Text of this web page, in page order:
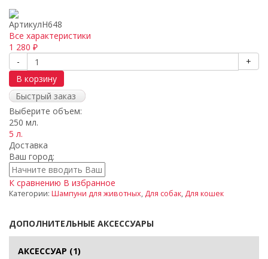
АртикулH648
Все характеристики
1 280 ₽
-
+
В корзину
Быстрый заказ
Выберите объем:
250 мл.
5 л.
Доставка
Ваш город:
К сравнению В избранное
Категории: Шампуни для животных,Для собак,Для кошек
ДОПОЛНИТЕЛЬНЫЕ АКСЕССУАРЫ
АКСЕССУАР (1)